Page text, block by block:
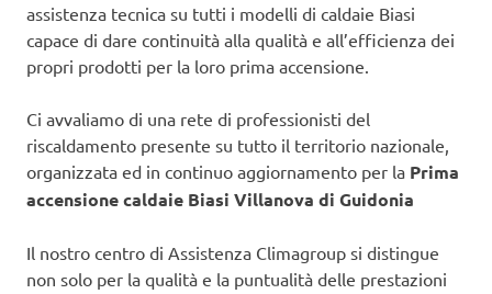
assistenza tecnica su tutti i modelli di caldaie Biasi
capace di dare continuità alla qualità e all’efficienza dei
propri prodotti per la loro prima accensione.
Ci avvaliamo di una rete di professionisti del
riscaldamento presente su tutto il territorio nazionale,
organizzata ed in continuo aggiornamento per la Prima
accensione caldaie Biasi Villanova di Guidonia
Il nostro centro di Assistenza Climagroup si distingue
non solo per la qualità e la puntualità delle prestazioni